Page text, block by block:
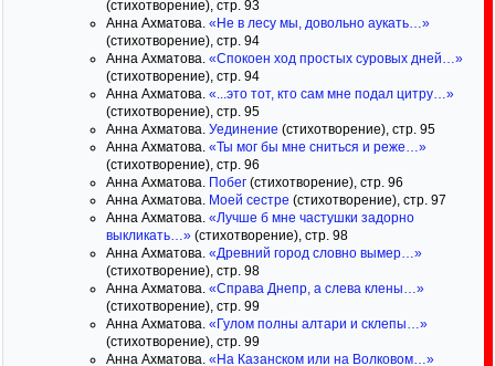
(стихотворение), стр. 93
Анна Ахматова. «Не в лесу мы, довольно аукать…»
(стихотворение), стр. 94
Анна Ахматова. «Спокоен ход простых суровых дней…»
(стихотворение), стр. 94
Анна Ахматова. «...это тот, кто сам мне подал цитру…»
(стихотворение), стр. 95
Анна Ахматова. Уединение (стихотворение), стр. 95
Анна Ахматова. «Ты мог бы мне сниться и реже…»
(стихотворение), стр. 96
Анна Ахматова. Побег (стихотворение), стр. 96
Анна Ахматова. Моей сестре (стихотворение), стр. 97
Анна Ахматова. «Лучше б мне частушки задорно
выкликать…» (стихотворение), стр. 98
Анна Ахматова. «Древний город словно вымер…»
(стихотворение), стр. 98
Анна Ахматова. «Справа Днепр, а слева клены…»
(стихотворение), стр. 99
Анна Ахматова. «Гулом полны алтари и склепы…»
(стихотворение), стр. 99
Анна Ахматова. «На Казанском или на Волковом…»